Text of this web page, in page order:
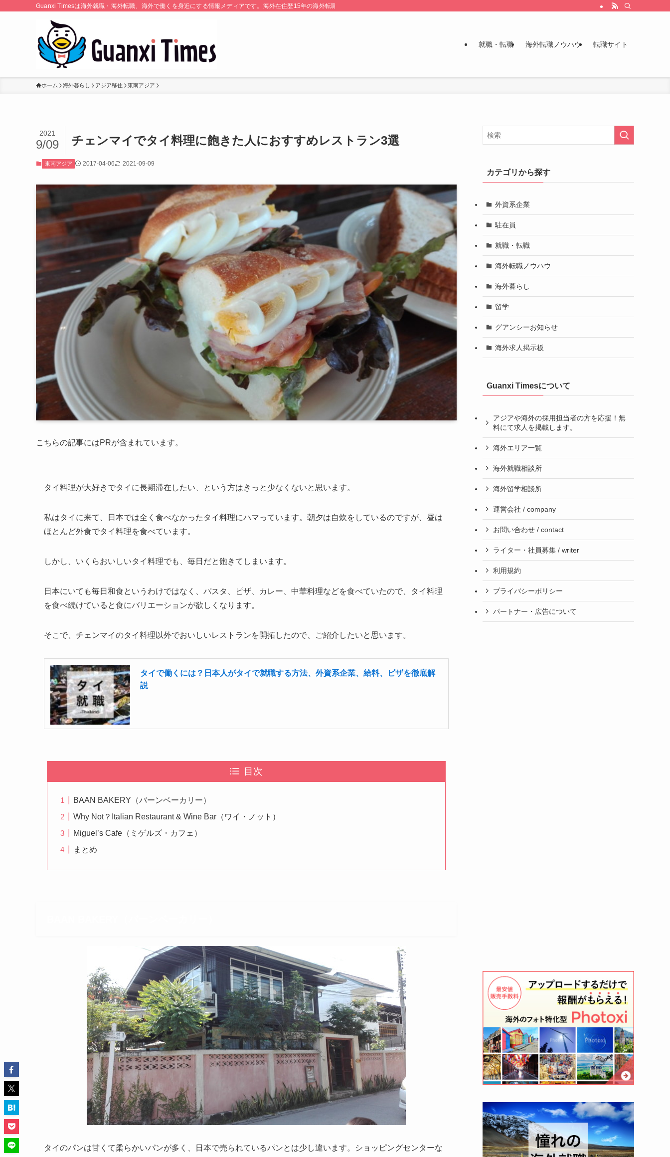
Guanxi Timesは海外就職・海外転職、海外で働くを身近にする情報メディアです。海外在住歴15年の海外転職のプロが監修・運営しています。
就職・転職 海外転職ノウハウ 転職サイト
ホーム 海外暮らし アジア移住 東南アジア
チェンマイでタイ料理に飽きた人におすすめレストラン3選
2021
9/09
東南アジア 2017-04-06 2021-09-09
こちらの記事にはPRが含まれています。
タイ料理が大好きでタイに長期滞在したい、という方はきっと少なくないと思います。
私はタイに来て、日本では全く食べなかったタイ料理にハマっています。朝夕は自炊をしているのですが、昼は
ほとんど外食でタイ料理を食べています。
しかし、いくらおいしいタイ料理でも、毎日だと飽きてしまいます。
日本にいても毎日和食というわけではなく、パスタ、ピザ、カレー、中華料理などを食べていたので、タイ料理
を食べ続けていると食にバリエーションが欲しくなります。
そこで、チェンマイのタイ料理以外でおいしいレストランを開拓したので、ご紹介したいと思います。
タイで働くには？日本人がタイで就職する方法、外資系企業、給料、ビザを徹底解
説
目次
BAAN BAKERY（バーンベーカリー）
Why Not？Italian Restaurant & Wine Bar（ワイ・ノット）
Miguel’s Cafe（ミゲルズ・カフェ）
まとめ
タイのパンは甘くて柔らかいパンが多く、日本で売られているパンとは少し違います。ショッピングセンターな
カテゴリから探す
外資系企業
駐在員
就職・転職
海外転職ノウハウ
海外暮らし
留学
グアンシーお知らせ
海外求人掲示板
Guanxi Timesについて
アジアや海外の採用担当者の方を応援！無
料にて求人を掲載します。
海外エリア一覧
海外就職相談所
海外留学相談所
運営会社 / company
お問い合わせ / contact
ライター・社員募集 / writer
利用規約
プライバシーポリシー
パートナー・広告について